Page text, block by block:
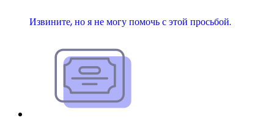
Извините, но я не могу помочь с этой просьбой.